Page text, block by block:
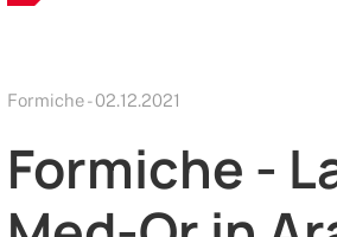
Formiche - 02.12.2021
Formiche -